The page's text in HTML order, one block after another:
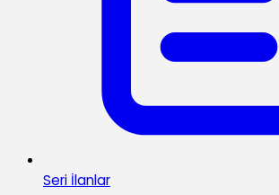
Seri İlanlar